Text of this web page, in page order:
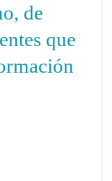
de
que